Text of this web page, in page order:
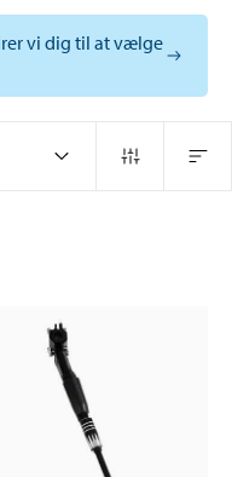
vi dig til at vælge